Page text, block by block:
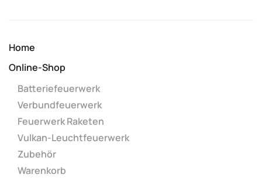
Home
Online-Shop
Batteriefeuerwerk
Verbundfeuerwerk
Feuerwerk Raketen
Vulkan-Leuchtfeuerwerk
Zubehör
Warenkorb